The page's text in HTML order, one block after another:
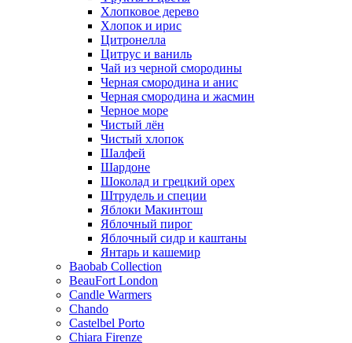
Хлопковое дерево
Хлопок и ирис
Цитронелла
Цитрус и ваниль
Чай из черной смородины
Черная смородина и анис
Черная смородина и жасмин
Черное море
Чистый лён
Чистый хлопок
Шалфей
Шардоне
Шоколад и грецкий орех
Штрудель и специи
Яблоки Макинтош
Яблочный пирог
Яблочный сидр и каштаны
Янтарь и кашемир
Baobab Collection
BeauFort London
Candle Warmers
Chando
Castelbel Porto
Chiara Firenze